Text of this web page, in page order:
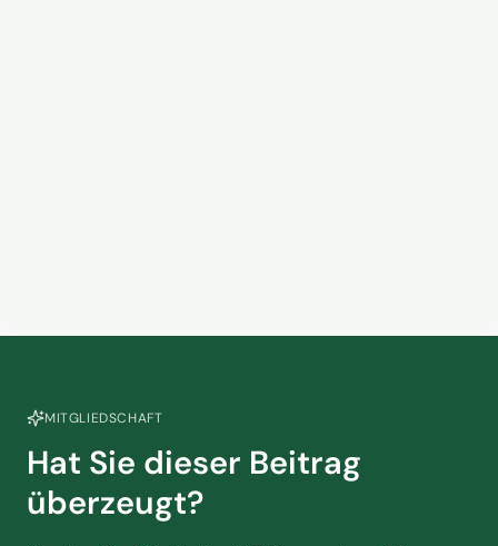
MITGLIEDSCHAFT
Hat Sie dieser Beitrag
überzeugt?